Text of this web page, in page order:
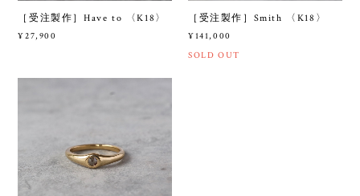
［受注製作］Have to 〈K18〉
¥27,900
［受注製作］Smith 〈K18〉
¥141,000
SOLD OUT